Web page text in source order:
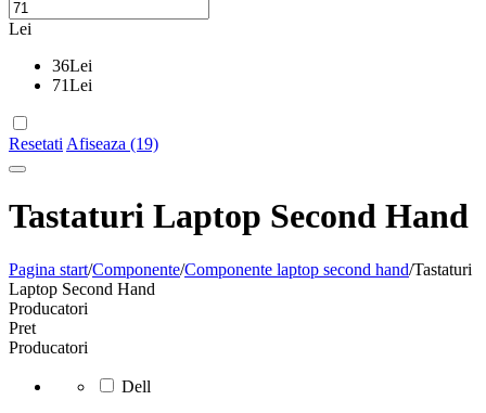
Lei
36Lei
71Lei
Resetati Afiseaza (19)
Tastaturi Laptop Second Hand
Pagina start/Componente/Componente laptop second hand/Tastaturi
Laptop Second Hand
Producatori
Pret
Producatori
Dell